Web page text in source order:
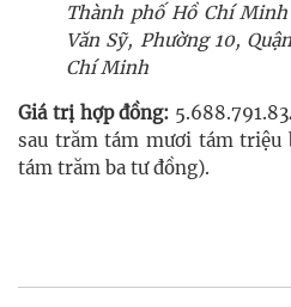
Thành phố Hồ Chí
Văn Sỹ, Phường 10,
Chí Minh
Giá trị hợp đồng:
sau trăm tám mươi tám
tám trăm ba tư đồng).